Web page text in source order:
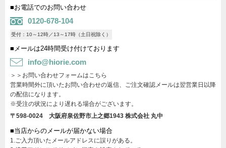
■お電話でのお問い合わせ
0120-678-104
受付：10～12時／13～17時（土日祝除く）
■メールは24時間受け付けております
info@hiorie.com
＞＞お問い合わせフォームはこちら
営業時間外に頂いたお問い合わせの返信、ご注文確認メールは翌営業日以降
の配信になります。
※受注の状況により遅れる場合がございます。
〒598-0024 大阪府泉佐野市上之郷1943 株式会社 丸中
■当店からのメールが届かない場合
1.ご入力頂いたメールアドレスに誤りがある。